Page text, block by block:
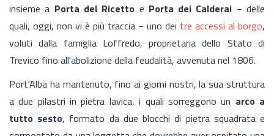
insieme a Porta del Ricetto e Porta dei Calderai − delle
quali, oggi, non vi è più traccia − uno dei tre accessi al borgo,
voluti dalla famiglia Loffredo, proprietaria dello Stato di
Trevico fino all'abolizione della feudalità, avvenuta nel 1806.
Port'Alba ha mantenuto, fino ai giorni nostri, la sua struttura
a due pilastri in pietra lavica, i quali sorreggono un arco a
tutto sesto, formato da due blocchi di pietra squadrata e